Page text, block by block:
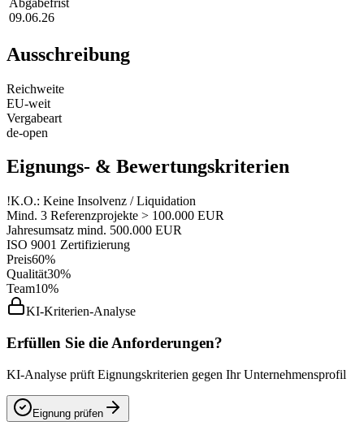
09.06.26
Ausschreibung
Reichweite
EU-weit
Vergabeart
de-open
Eignungs- & Bewertungskriterien
!K.O.: Keine Insolvenz / Liquidation
Mind. 3 Referenzprojekte > 100.000 EUR
Jahresumsatz mind. 500.000 EUR
ISO 9001 Zertifizierung
Preis60%
Qualität30%
Team10%
KI-Kriterien-Analyse
Erfüllen Sie die Anforderungen?
KI-Analyse prüft Eignungskriterien gegen Ihr Unternehmensprofil
Eignung prüfen